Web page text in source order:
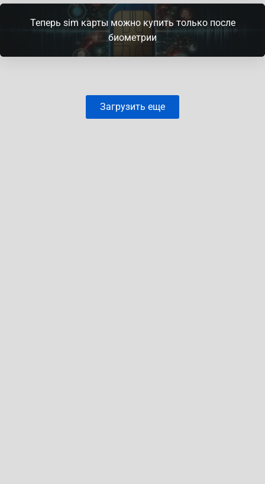
Теперь sim карты можно купить только после
биометрии
Загрузить еще